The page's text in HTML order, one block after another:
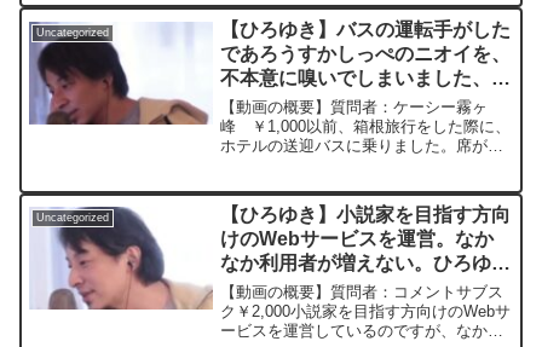
**************************ひろゆきさんの動
画で、寄せられた質問について、一問一
答形式にしてみました。過去にこんな質
問してるかな？と気になったことがあれ
ば、下記のサイトから検索してみてくだ
さい。https://hiroyuki-ziten.com/できる
だけ、多くの質問を今後も編集し、アッ
プロードしていきますので、使いやすい
す。動画制作向上の為、ここが見やすい
見づらいやこういう...
Uncategorized
【ひろゆき】バスの運転手がした
であろうすかしっぺのニオイを、
不本意に嗅いでしまいました、そ
の時の苦情の言い方を教えて下さ
い。ー ひろゆき切り抜き
20230919
【動画の概要】質問者：ケーシー霧ヶ
峰 ￥1,000以前、箱根旅行をした際に、
ホテルの送迎バスに乗りました。席が運
ろうすかしっぺのニオイを、不本意に嗅
いでしまいました、そ...
Uncategorized
【ひろゆき】小説家を目指す方向
けのWebサービスを運営。なか
なか利用者が増えない。ひろゆき
さんならどうやってこのサービス
の利用者を増やしますか？ー ひ
ろゆき切り抜き 20230323
【動画の概要】質問者：コメントサブス
ク￥2,000小説家を目指す方向けのWebサ
ービスを運営しているのですが、なかな